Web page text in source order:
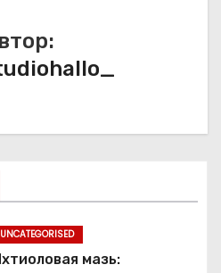
UNCATEGORISED
мазь: